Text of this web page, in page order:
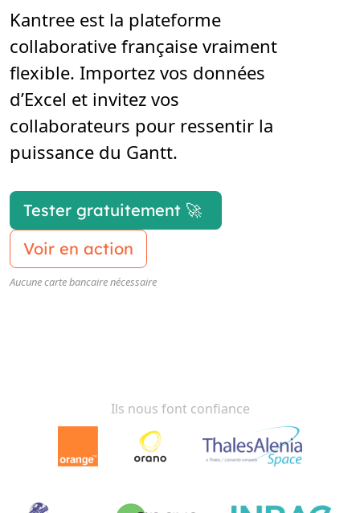
Kantree est la plateforme
collaborative française vraiment
flexible. Importez vos données
d’Excel et invitez vos
collaborateurs pour ressentir la
puissance du Gantt.
Tester gratuitement 🚀
Voir en action
Aucune carte bancaire nécessaire
Ils nous font confiance